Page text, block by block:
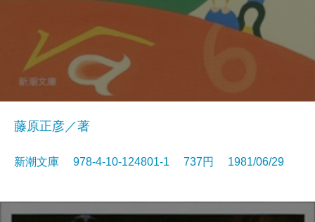
藤原正彦／著
新潮文庫 978-4-10-124801-1 737円 1981/06/29